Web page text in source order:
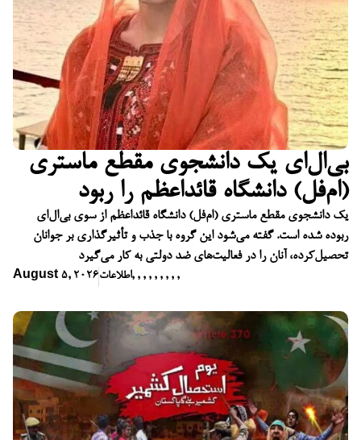
بی‌ال‌ای یک دانشجوی مقطع ماستری
(ام‌فل) دانشگاه قائداعظم را ربود
یک دانشجوی مقطع ماستری (ام‌فل) دانشگاه قائداعظم از سوی بی‌ال‌ای
ربوده شده است. گفته می‌شود این گروه با جذب و تأثیرگذاری بر جوانان
تحصیل‌کرده، آنان را در فعالیت‌های ضد دولتی به کار می‌گیرد
August 5, 2026اطلاعات, , , , , , , , ,